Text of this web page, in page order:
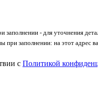
заполнении - для уточнения
при заполнении: на этот адрес
с Политикой